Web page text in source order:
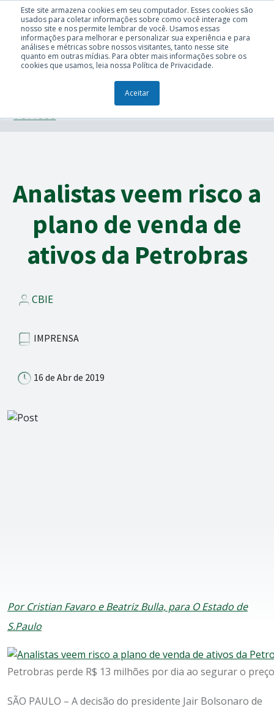
Este site armazena cookies em seu computador. Esses cookies são
usados para coletar informações sobre como você interage com
nosso site e nos permite lembrar de você. Usamos essas
informações para melhorar e personalizar sua experiência e para
análises e métricas sobre nossos visitantes, tanto nesse site
quanto em outras mídias. Para obter mais informações sobre os
cookies que usamos, leia nossa Política de Privacidade.
Aceitar
TÓPICOS
Analistas veem risco a
plano de venda de
ativos da Petrobras
CBIE
IMPRENSA
16 de Abr de 2019
Por Cristian Favaro e Beatriz Bulla, para O Estado de
S.Paulo
Petrobras perde R$ 13 milhões por dia ao segurar o
SÃO PAULO – A decisão do presidente Jair Bolsonaro de